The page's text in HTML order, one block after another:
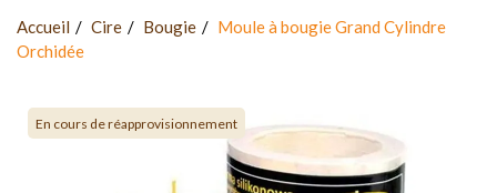
Accueil Cire Bougie
Moule à bougie Grand Cylindre
Orchidée
En cours de réapprovisionnement